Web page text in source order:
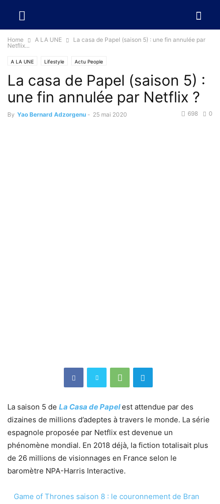
Home A LA UNE
La casa de Papel (saison 5) : une fin annulée par
Netflix...
A LA UNE Lifestyle Actu People
La casa de Papel (saison 5) :
une fin annulée par Netflix ?
By Yao Bernard Adzorgenu - 25 mai 2020 0
698
La saison 5 de La Casa de Papelest attendue par des
dizaines de millions d’adeptes à travers le monde. La série
espagnole proposée par Netflix est devenue un
phénomène mondial. En 2018 déjà, la fiction totalisait plus
de 26 millions de visionnages en France selon le
baromètre NPA-Harris Interactive.
Game of Thrones saison 8 : le couronnement de Bran